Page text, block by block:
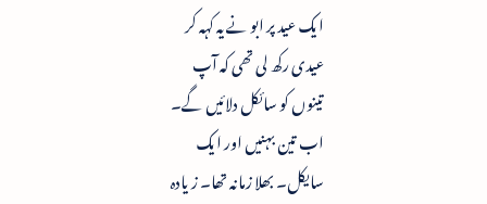
ایک عید پر ابو نے یہ کہہ کر
عیدی رکھ لی تھی کہ آپ
تینوں کو سائکل دلائیں گے۔
اب تین بہنیں اور ایک
سایکل۔ بھلا زمانہ تھا۔ زیادہ